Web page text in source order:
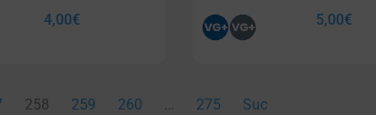
4,00€ 5,00€
258 259 260 275 Suc